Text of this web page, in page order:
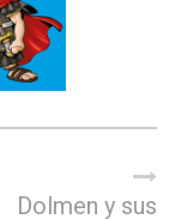
Dolmen y sus